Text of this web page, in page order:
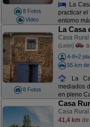
8 Fotos
Video
La
practicar el
entorno
8 Fotos
La Casa
Casa Rural
(León) a
4-8+2
55 km
La
mediados
en pleno
Casa
Casa Rural
41,4 km de